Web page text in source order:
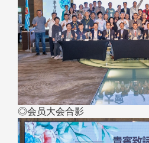
◎会员大会合影